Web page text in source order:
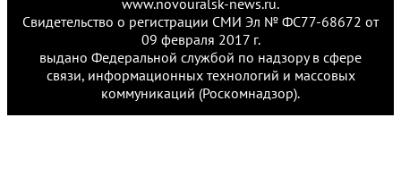
www.novouralsk-news.ru.
Свидетельство о регистрации СМИ Эл № ФС77-68672 от
09 февраля 2017 г.
выдано Федеральной службой по надзору в сфере
связи, информационных технологий и массовых
коммуникаций (Роскомнадзор).